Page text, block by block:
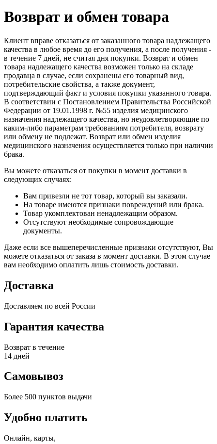
Возврат и обмен товара
Клиент вправе отказаться от заказанного товара надлежащего
качества в любое время до его получения, а после получения -
в течение 7 дней, не считая дня покупки. Возврат и обмен
товара надлежащего качества возможен только на складе
продавца в случае, если сохранены его товарный вид,
потребительские свойства, а также документ,
подтверждающий факт и условия покупки указанного товара.
В соответствии с Постановлением Правительства Российской
Федерации от 19.01.1998 г. №55 изделия медицинского
назначения надлежащего качества, но неудовлетворяющие по
каким-либо параметрам требованиям потребителя, возврату
или обмену не подлежат. Возврат или обмен изделия
медицинского назначения осуществляется только при наличии
брака.
Вы можете отказаться от покупки в момент доставки в
следующих случаях:
Вам привезли не тот товар, который вы заказали.
На товаре имеются признаки повреждений или брака.
Товар укомплектован ненадлежащим образом.
Отсутствуют необходимые сопровождающие
документы.
Даже если все вышеперечисленные признаки отсутствуют, Вы
можете отказаться от заказа в момент доставки. В этом случае
вам необходимо оплатить лишь стоимость доставки.
Доставка
Доставляем по всей России
Гарантия качества
Возврат в течение
14 дней
Самовывоз
Более 500 пунктов выдачи
Удобно платить
Онлайн, карты,